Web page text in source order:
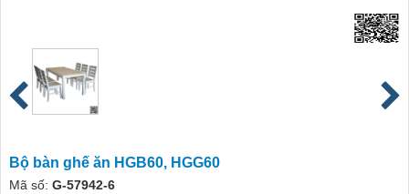
Bộ bàn ghế ăn HGB60, HGG60
Mã số: G-57942-6